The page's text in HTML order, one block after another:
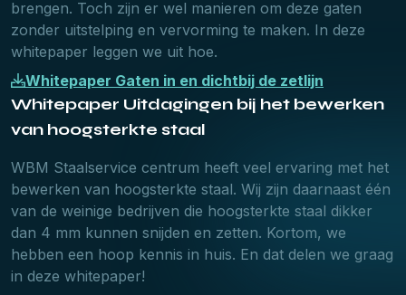
brengen. Toch zijn er wel manieren om deze gaten
zonder uitstelping en vervorming te maken. In deze
whitepaper leggen we uit hoe.
Whitepaper Gaten in en dichtbij de zetlijn
Whitepaper Uitdagingen bij het bewerken
van hoogsterkte staal
WBM Staalservice centrum heeft veel ervaring met het
bewerken van hoogsterkte staal. Wij zijn daarnaast één
van de weinige bedrijven die hoogsterkte staal dikker
dan 4 mm kunnen snijden en zetten. Kortom, we
hebben een hoop kennis in huis. En dat delen we graag
in deze whitepaper!